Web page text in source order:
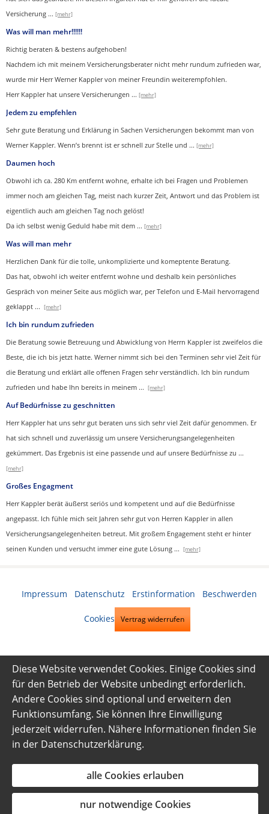
Versicherung ... [mehr]
Was will man mehr!!!!!!
Richtig beraten & bestens aufgehoben!
Nachdem ich mit meinem Versicherungsberater nicht mehr rundum zufrieden war,
wurde mir Herr Werner Kappler von meiner Freundin weiterempfohlen.
Herr Kappler hat unsere Versicherungen ... [mehr]
Jedem zu empfehlen
Sehr gute Beratung und Erklärung in Sachen Versicherungen bekommt man von
Werner Kappler. Wenn’s brennt ist er schnell zur Stelle und ... [mehr]
Daumen hoch
Obwohl ich ca. 280 Km entfernt wohne, erhalte ich bei Fragen und Problemen
immer noch am gleichen Tag, meist nach kurzer Zeit, Antwort und das Problem ist
eigentlich auch am gleichen Tag noch gelöst!
Da ich selbst wenig Geduld habe mit dem ... [mehr]
Was will man mehr
Herzlichen Dank für die tolle, unkomplizierte und komeptente Beratung.
Das hat, obwohl ich weiter entfernt wohne und deshalb kein persönliches
Gespräch von meiner Seite aus möglich war, per Telefon und E-Mail hervorragend
geklappt ... [mehr]
Ich bin rundum zufrieden
Die Beratung sowie Betreuung und Abwicklung von Herrn Kappler ist zweifelos die
Beste, die ich bis jetzt hatte. Werner nimmt sich bei den Terminen sehr viel Zeit für
die Beratung und erklärt alle offenen Fragen sehr verständlich. Ich bin rundum
zufrieden und habe Ihn bereits in meinem ... [mehr]
Auf Bedürfnisse zu geschnitten
Herr Kappler hat uns sehr gut beraten uns sich sehr viel Zeit dafür genommen. Er
hat sich schnell und zuverlässig um unsere Versicherungsangelegenheiten
gekümmert. Das Ergebnis ist eine passende und auf unsere Bedürfnisse zu ...
[mehr]
Großes Engagment
Herr Kappler berät äußerst seriös und kompetent und auf die Bedürfnisse
angepasst. Ich fühle mich seit Jahren sehr gut von Herren Kappler in allen
Versicherungsangelegenheiten betreut. Mit großem Engagement steht er hinter
seinen Kunden und versucht immer eine gute Lösung ... [mehr]
Impressum Datenschutz Erstinformation Beschwerden
Cookies Vertrag widerrufen
Diese Website verwendet Cookies. Einige Cookies sind
für den Betrieb der Website unbedingt erforderlich.
Andere Cookies sind optional und erweitern den
Funktionsumfang. Sie können Ihre Einwilligung
jederzeit widerrufen. Nähere Informationen finden Sie
in der Datenschutzerklärung.
alle Cookies erlauben
nur notwendige Cookies